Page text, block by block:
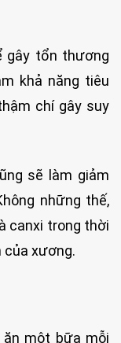
gây tổn thương
khả năng tiêu
chí gây suy
sẽ làm giảm
những thế,
canxi trong thời
của xương.
một bữa mỗi